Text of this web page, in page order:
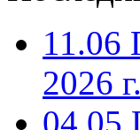
11.06
2026